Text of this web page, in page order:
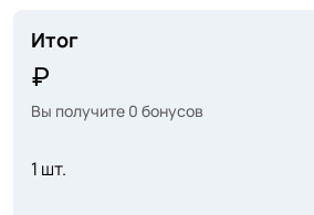
Итог
Вы получите 0 бонусов
1 шт.